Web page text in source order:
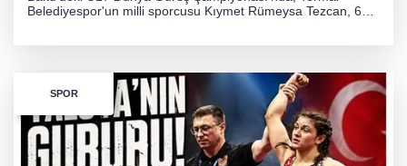
Belediyespor'un milli sporcusu Kıymet Rümeysa Tezcan, 69
SPOR